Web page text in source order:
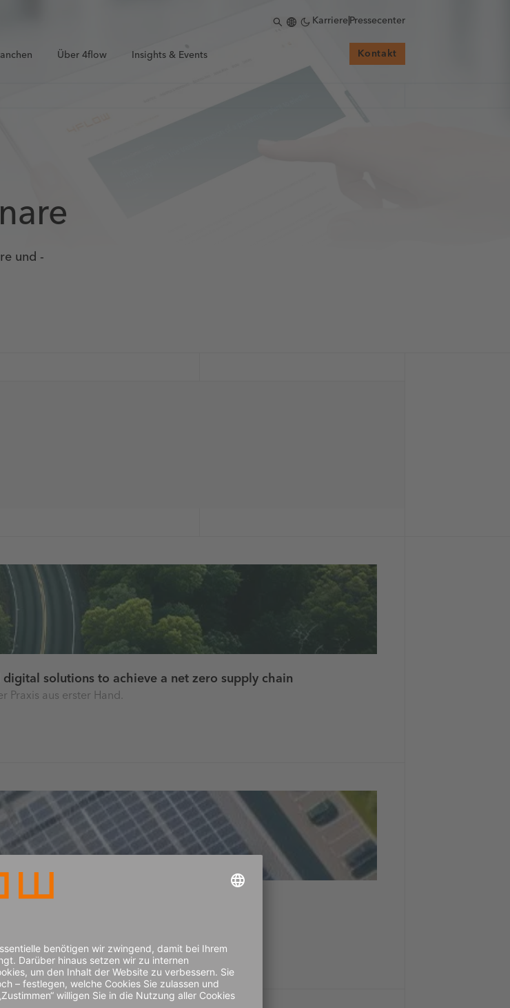
Kontakt
Über 4flow Insights & Events
Karriere Pressecenter
und -
solutions to achieve a net zero supply chain
Praxis aus erster Hand.
cost reduction
und gleichzeitig die Betriebskosten zu senken.